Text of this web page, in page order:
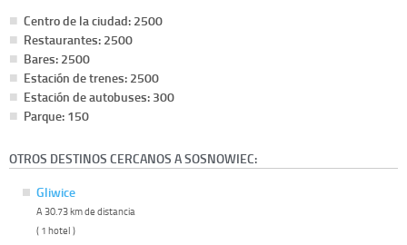
Centro de la ciudad: 2500
Restaurantes: 2500
Bares: 2500
Estación de trenes: 2500
Estación de autobuses: 300
Parque: 150
OTROS DESTINOS CERCANOS A SOSNOWIEC:
Gliwice
A 30.73 km de distancia
( 1 hotel )